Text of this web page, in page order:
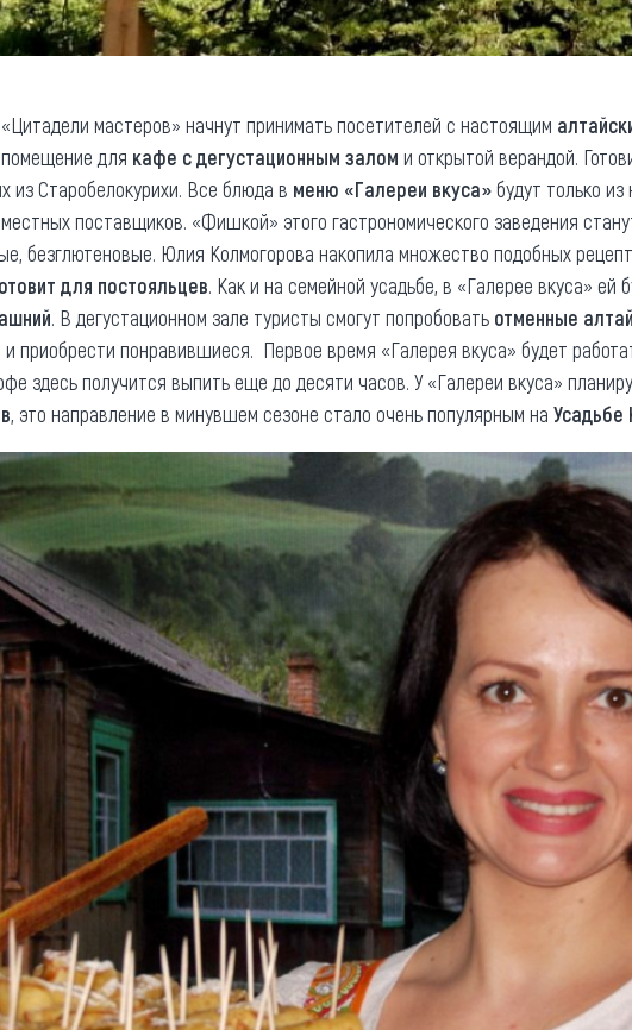
мастеров» начнут принимать посетителей с настоящим
помещение для кафе с дегустационным залом и открытой верандой.
из Старобелокурихи. Все блюда в меню «Галереи вкуса»будут только
поставщиков. «Фишкой» этого гастрономического заведения
безглютеновые. Юлия Колмогорова накопила множество подобных
для постояльцев. Как и на семейной усадьбе, в «Галерее вкуса» ей
. В дегустационном зале туристы смогут попробовать отменные
приобрести понравившиеся. Первое время «Галерея вкуса» будет
здесь получится выпить еще до десяти часов. У «Галереи вкуса»
, это направление в минувшем сезоне стало очень популярным на Усадьбе